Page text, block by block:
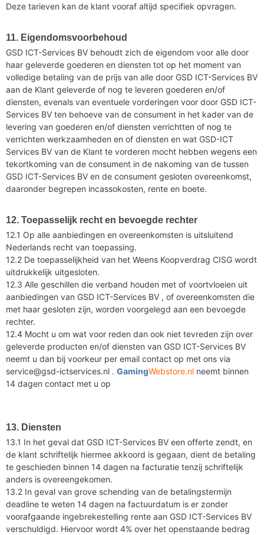
Deze tarieven kan de klant vooraf altijd specifiek opvragen.
11. Eigendomsvoorbehoud
GSD ICT-Services BV behoudt zich de eigendom voor alle door
haar geleverde goederen en diensten tot op het moment van
volledige betaling van de prijs van alle door GSD ICT-Services BV
aan de Klant geleverde of nog te leveren goederen en/of
diensten, evenals van eventuele vorderingen voor door GSD ICT-
Services BV ten behoeve van de consument in het kader van de
levering van goederen en/of diensten verrichtten of nog te
verrichten werkzaamheden en of diensten en wat GSD-ICT
Services BV van de Klant te vorderen mocht hebben wegens een
tekortkoming van de consument in de nakoming van de tussen
GSD ICT-Services BV en de consument gesloten overeenkomst,
daaronder begrepen incassokosten, rente en boete.
12. Toepasselijk recht en bevoegde rechter
12.1 Op alle aanbiedingen en overeenkomsten is uitsluitend
Nederlands recht van toepassing.
12.2 De toepasselijkheid van het Weens Koopverdrag CISG wordt
uitdrukkelijk uitgesloten.
12.3 Alle geschillen die verband houden met of voortvloeien uit
aanbiedingen van GSD ICT-Services BV , of overeenkomsten die
met haar gesloten zijn, worden voorgelegd aan een bevoegde
rechter.
12.4 Mocht u om wat voor reden dan ook niet tevreden zijn over
geleverde producten en/of diensten van GSD ICT-Services BV
neemt u dan bij voorkeur per email contact op met ons via
service@gsd-ictservices.nl . GamingWebstore.nl neemt binnen
14 dagen contact met u op
13. Diensten
13.1 In het geval dat GSD ICT-Services BV een offerte zendt, en
de klant schriftelijk hiermee akkoord is gegaan, dient de betaling
te geschieden binnen 14 dagen na facturatie tenzij schriftelijk
anders is overeengekomen.
13.2 In geval van grove schending van de betalingstermijn
deadline te weten 14 dagen na factuurdatum is er zonder
voorafgaande ingebrekestelling rente aan GSD ICT-Services BV
verschuldigd. Hiervoor wordt 4% over het openstaande bedrag